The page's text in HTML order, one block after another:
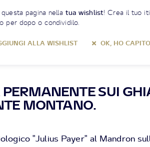
pagina nella tua wishlist! Crea il tuo
per dopo o condividilo.
ALLA WISHLIST OK, HO CAPITO
SUI
MONTANO.
"Julius Payer" al Mandron